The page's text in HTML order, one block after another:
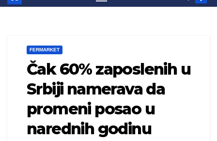
FERMARKET
Čak 60% zaposlenih u
Srbiji namerava da
promeni posao u
narednih godinu